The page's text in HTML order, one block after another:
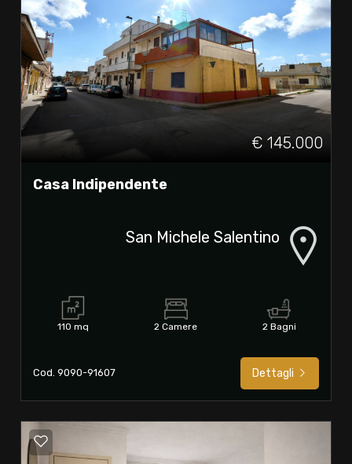
€ 145.000
Casa Indipendente
San Michele Salentino
110 mq 2 Camere 2 Bagni
Cod. 9090-91607 Dettagli